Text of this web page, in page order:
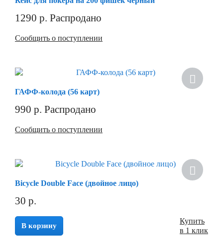
1290 р. Распродано
Сообщить о поступлении
ГАФФ-колода (56 карт)
990 р. Распродано
Сообщить о поступлении
Bicycle Double Face (двойное лицо)
30 р.
В корзину
Купить
в 1 клик